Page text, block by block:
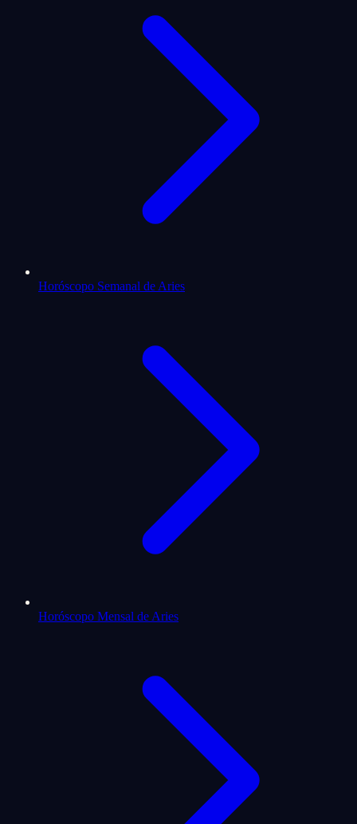
Horóscopo Semanal de Aries
Horóscopo Mensal de Aries